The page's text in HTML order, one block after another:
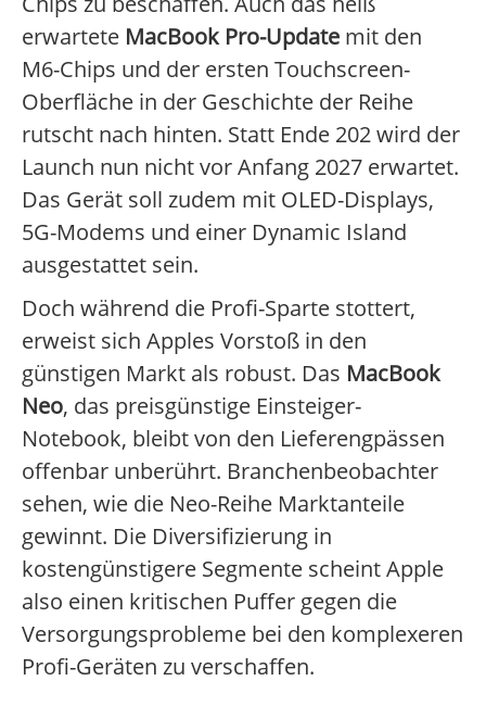
erwartete MacBook Pro-Update mit den
M6-Chips und der ersten Touchscreen-
Oberfläche in der Geschichte der Reihe
rutscht nach hinten. Statt Ende 202 wird der
Launch nun nicht vor Anfang 2027 erwartet.
Das Gerät soll zudem mit OLED-Displays,
5G-Modems und einer Dynamic Island
ausgestattet sein.
Doch während die Profi-Sparte stottert,
erweist sich Apples Vorstoß in den
günstigen Markt als robust. Das MacBook
Neo, das preisgünstige Einsteiger-
Notebook, bleibt von den Lieferengpässen
offenbar unberührt. Branchenbeobachter
sehen, wie die Neo-Reihe Marktanteile
gewinnt. Die Diversifizierung in
kostengünstigere Segmente scheint Apple
also einen kritischen Puffer gegen die
Versorgungsprobleme bei den komplexeren
Profi-Geräten zu verschaffen.